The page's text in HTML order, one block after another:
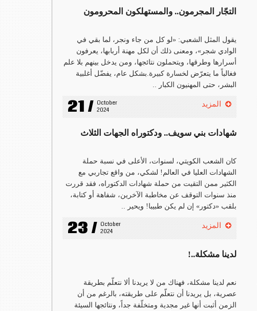
التجّار المجرمون.. والمستهلكون المحرومون
يقول المثل الشعبي: «لو كل من جاء ونجر، لما بقي في
الوادي شجر»، ومعنى ذلك أن لكل مهنة أربابها، يعرفون
أسرارها وطرقها، ويتحملون نتائجها، ومن يدخل بينهم بلا علم
فغالباً ما يتعرّض لخسارة كبيرة.بشكل عام، يفضّل أغلبية
البشر، حتى المهنيون الكبار ..
21 / October
2024
المزيد
شهادات بني سويف.. ودكتوراه الجهات الثلاث
كان الشعب الكويتي، لسنوات، الأعلى في نسبة حملة
الشهادات العليا في العالم! لشكي، من واقع تجاربي مع
الكثير ممن التقيت من حملة شهادات الدكتوراه، فقد قررت
منذ سنوات التوقف عن مخاطبة الآخرين، شفاهة أو كتابة،
بلقب «دكتور» إن لم يكن طبيبا! ويحير ..
23 / October
2024
المزيد
لدينا مشكلة..!
نعم لدينا مشكلة، فهناك من لا يريدنا ألا نتعلّم بطريقة
عصرية، بل يريدنا أن نتعلّم على طريقته، بالرغم من أن
الزمن أثبت أنها غير مجدية ومتخلّفة جداً، ونتائجها السيئة